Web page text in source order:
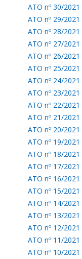
ATO nº 30/2021
ATO nº 29/2021
ATO nº 28/2021
ATO nº 27/2021
ATO nº 26/2021
ATO nº 25/2021
ATO nº 24/2021
ATO nº 23/2021
ATO nº 22/2021
ATO nº 21/2021
ATO nº 20/2021
ATO nº 19/2021
ATO nº 18/2021
ATO nº 17/2021
ATO nº 16/2021
ATO nº 15/2021
ATO nº 14/2021
ATO nº 13/2021
ATO nº 12/2021
ATO nº 11/2021
ATO nº 10/2021